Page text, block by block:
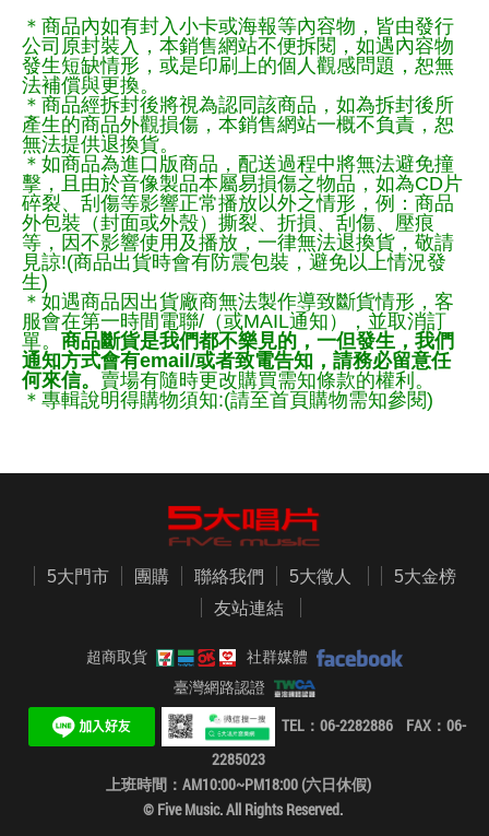
＊商品內如有封入小卡或海報等內容物，皆由發行
公司原封裝入，本銷售網站不便拆閱，如遇內容物
發生短缺情形，或是印刷上的個人觀感問題，恕無
法補償與更換。
＊商品經拆封後將視為認同該商品，如為拆封後所
產生的商品外觀損傷，本銷售網站一概不負責，恕
無法提供退換貨。
＊如商品為進口版商品，配送過程中將無法避免撞
擊，且由於音像製品本屬易損傷之物品，如為CD片
碎裂、刮傷等影響正常播放以外之情形，例：商品
外包裝（封面或外殼）撕裂、折損、刮傷、壓痕
等，因不影響使用及播放，一律無法退換貨，敬請
見諒!(商品出貨時會有防震包裝，避免以上情況發
生)
＊如遇商品因出貨廠商無法製作導致斷貨情形，客
服會在第一時間電聯/（或MAIL通知），並取消訂
單。 商品斷貨是我們都不樂見的，一但發生，我們
通知方式會有email/或者致電告知，請務必留意任
何來信。 賣場有隨時更改購買需知條款的權利。
＊專輯說明得購物須知:(請至首頁購物需知參閱)
5大門市 團購 聯絡我們 5大徵人
5大金榜
友站連結
超商取貨
社群媒體
臺灣網路認證
TEL：06-2282886 FAX：06-
2285023
上班時間：AM10:00~PM18:00 (六日休假)
© Five Music. All Rights Reserved.